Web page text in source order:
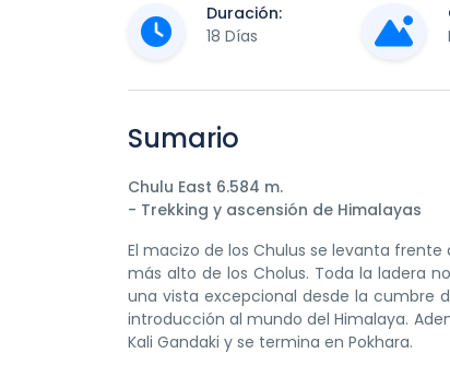
Duración:
18 Días
Sumario
Chulu East 6.584 m.
- Trekking y ascensión de Himalayas
El macizo de los Chulus se levanta
más alto de los Cholus. Toda la ladera
una vista excepcional desde la cumbre
introducción al mundo del Himalaya.
Kali Gandaki y se termina en Pokhara.